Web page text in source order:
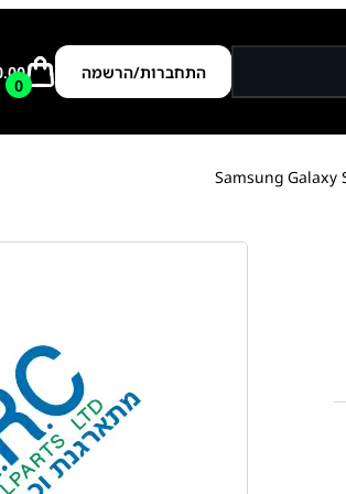
התחברות/הרשמה
0